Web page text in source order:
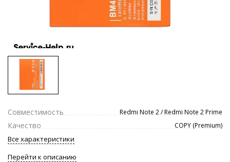
Совместимость Redmi Note 2 / Redmi Note 2 Prime
Качество COPY (Premium)
Все характеристики
Перейти к описанию